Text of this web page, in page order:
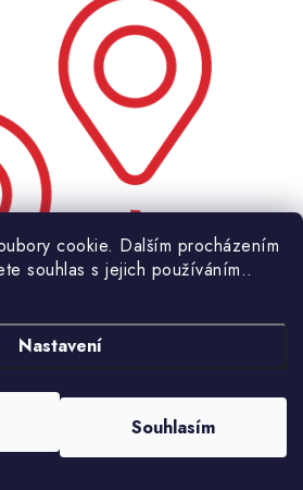
cookie. Dalším procházením
souhlas s jejich používáním..
Nastavení
Souhlasím